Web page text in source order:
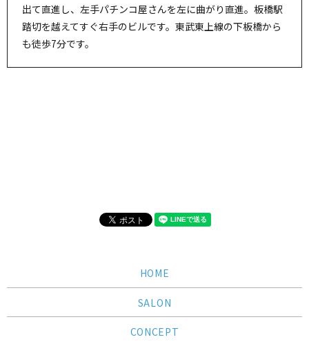
出て直進し、左手パチンコ屋さんを左に曲がり直進。板橋駅
踏切を越えてすぐ右手のビルです。東武東上線の下板橋から
も徒歩7分です。
HOME
SALON
CONCEPT